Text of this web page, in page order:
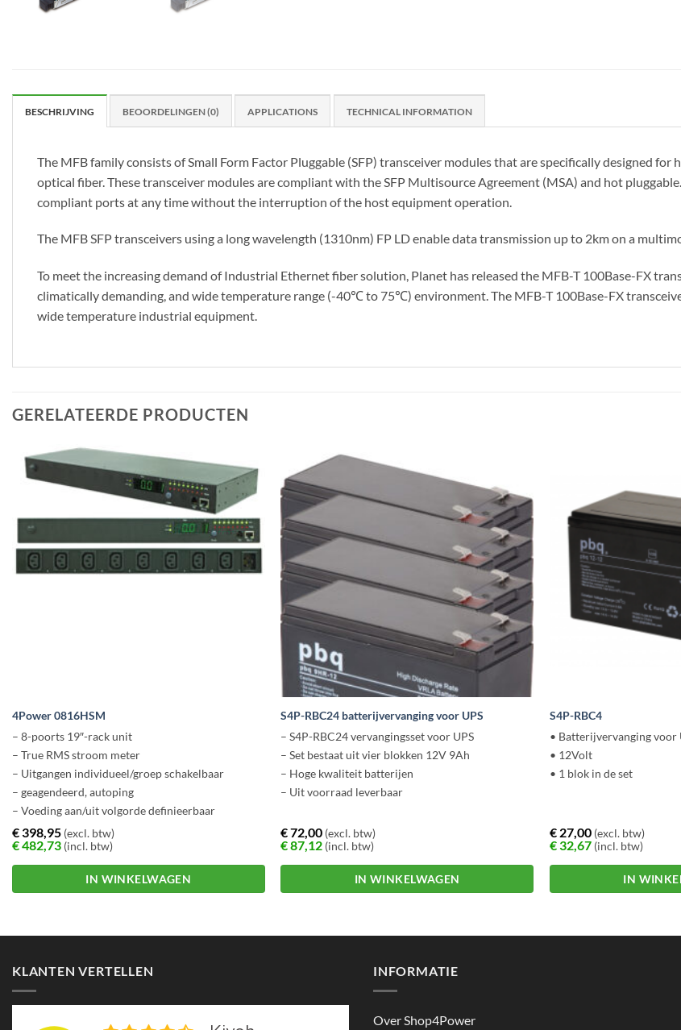
BESCHRIJVING BEOORDELINGEN (0) APPLICATIONS TECHNICAL INFORMATION
The MFB family consists of Small Form Factor Pluggable (SFP) transceiver modules that are specifically designed
optical fiber. These transceiver modules are compliant with the SFP Multisource Agreement (MSA) and hot
compliant ports at any time without the interruption of the host equipment operation.
The MFB SFP transceivers using a long wavelength (1310nm) FP LD enable data transmission up to 2km on a
To meet the increasing demand of Industrial Ethernet fiber solution, Planet has released the MFB-T 100Base-FX
climatically demanding, and wide temperature range (-40℃ to 75℃) environment. The MFB-T 100Base-FX
wide temperature industrial equipment.
GERELATEERDE PRODUCTEN
4Power 0816HSM
– 8-poorts 19″-rack unit
– True RMS stroom meter
– Uitgangen individueel/groep schakelbaar
– geagendeerd, autoping
– Voeding aan/uit volgorde definieerbaar
– Meldingen via E-mail, trap en hoorbaar signaal
€398,95(excl. btw)
€482,73(incl. btw)
IN WINKELWAGEN
S4P-RBC24 batterijvervanging voor UPS
– S4P-RBC24 vervangingsset voor UPS
– Set bestaat uit vier blokken 12V 9Ah
– Hoge kwaliteit batterijen
– Uit voorraad leverbaar
€72,00 (excl. btw)
€87,12 (incl. btw)
IN WINKELWAGEN
S4P-RBC4
• Batterijvervanging voor
• 12Volt
• 1 blok in de set
€27,00(excl. btw)
€32,67(incl. btw)
IN
KLANTEN VERTELLEN INFORMATIE
Over Shop4Power